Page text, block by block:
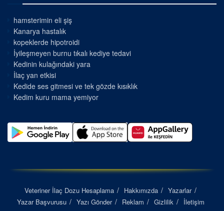
hamsterimin eli şiş
Kanarya hastalık
kopeklerde hipotroidi
İyileşmeyen burnu tıkalı kediye tedavi
Kedinin kulağındaki yara
İlaç yan etkisi
Kedide ses gitmesi ve tek gözde kısıklık
Kedim kuru mama yemiyor
Veteriner İlaç Dozu Hesaplama Hakkımızda
Yazarlar
Yazar Başvurusu
Yazı Gönder Reklam Gizlilik İletişim